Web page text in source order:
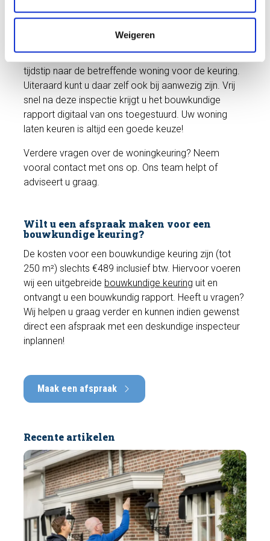
Weigeren
het formulier opdeze pagina. Nadat u uw gegevens
op om de afspraak definitief te maken. Vervolgens
komt de inspecteur op de afgesproken datum en
tijdstip naar de betreffende woning voor de keuring.
Uiteraard kunt u daar zelf ook bij aanwezig zijn. Vrij
snel na deze inspectie krijgt u het bouwkundige
rapport digitaal van ons toegestuurd. Uw woning
laten keuren is altijd een goede keuze!
Verdere vragen over de woningkeuring? Neem
vooral contact met ons op. Ons team helpt of
adviseert u graag.
Wilt u een afspraak maken voor een
bouwkundige keuring?
De kosten voor een bouwkundige keuring zijn (tot
250 m²) slechts €489 inclusief btw. Hiervoor voeren
wij een uitgebreide bouwkundige keuring uit en
ontvangt u een bouwkundig rapport. Heeft u vragen?
Wij helpen u graag verder en kunnen indien gewenst
direct een afspraak met een deskundige inspecteur
inplannen!
Maak een afspraak
Recente artikelen